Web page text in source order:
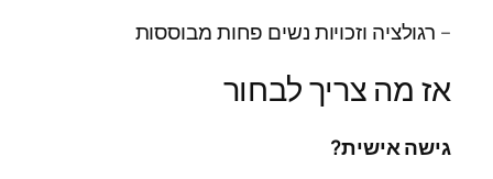
– רגולציה וזכויות נשים פחות מבוססות
אז מה צריך לבחור
גישה אישית?